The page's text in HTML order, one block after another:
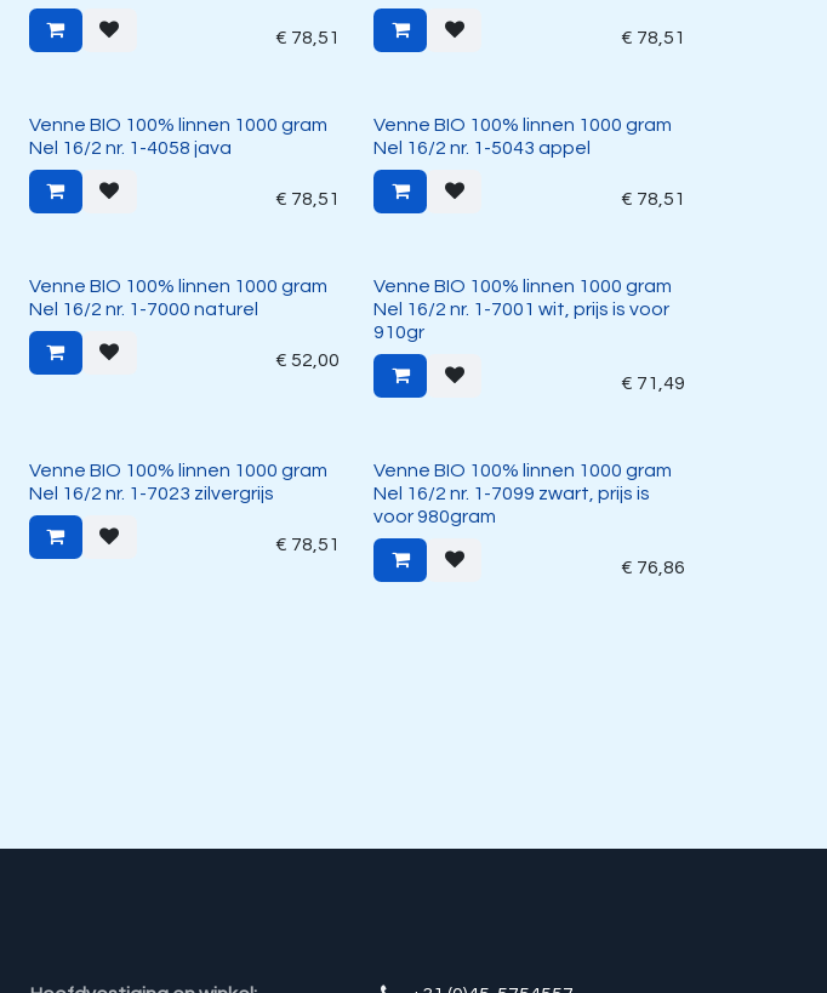
€ 78,51 € 78,51
Venne BIO 100% linnen 1000 gram
Nel 16/2 nr. 1-4058 java
€ 78,51
Venne BIO 100% linnen 1000 gram
Nel 16/2 nr. 1-5043 appel
€ 78,51
Venne BIO 100% linnen 1000 gram
Nel 16/2 nr. 1-7000 naturel
€52,00
Venne BIO 100% linnen 1000 gram
Nel 16/2 nr. 1-7001 wit, prijs is voor
910gr
€ 71,49
Venne BIO 100% linnen 1000 gram
Nel 16/2 nr. 1-7023 zilvergrijs
€ 78,51
Venne BIO 100% linnen 1000 gram
Nel 16/2 nr. 1-7099 zwart, prijs is
voor 980gram
€ 76,86